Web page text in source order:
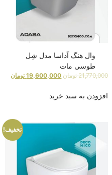
وال هنگ آداسا مدل شِل
طوسی مات
21,770,000 تومان 19,600,000 تومان
افزودن به سبد خرید
تخفیف!